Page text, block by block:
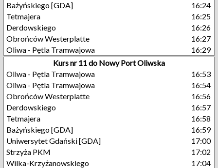
Bażyńskiego [GDA]
16:24
Tetmajera
16:25
Derdowskiego
16:26
Obrońców Westerplatte
16:27
Oliwa - Pętla Tramwajowa
16:29
Kurs nr 11 do Nowy Port Oliwska
Oliwa - Pętla Tramwajowa
16:53
Oliwa - Pętla Tramwajowa
16:54
Obrońców Westerplatte
16:56
Derdowskiego
16:57
Tetmajera
16:58
Bażyńskiego [GDA]
16:59
Uniwersytet Gdański [GDA]
17:00
Strzyża PKM
17:02
Wilka-Krzyżanowskiego
17:04